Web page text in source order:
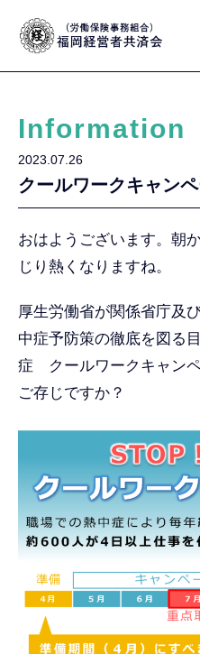
Information
2023.07.26
クールワークキャン
おはようございます。朝
じり熱くなりますね。
厚生労働省が関係省庁及
中症予防策の徹底を図る
症 クールワークキャン
ご存じですか？